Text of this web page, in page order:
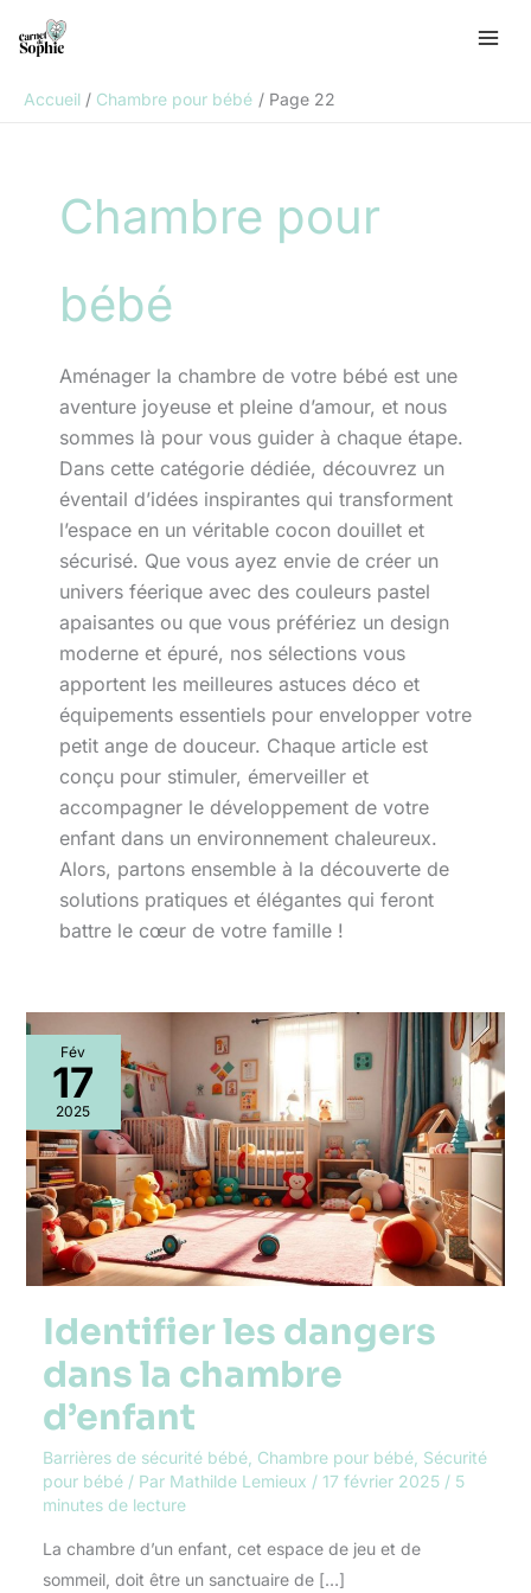
Accueil
Chambre pour bébé Page 22
Chambre pour
bébé
Aménager la chambre de votre bébé est une
aventure joyeuse et pleine d’amour, et nous
sommes là pour vous guider à chaque étape.
Dans cette catégorie dédiée, découvrez un
éventail d’idées inspirantes qui transforment
l’espace en un véritable cocon douillet et
sécurisé. Que vous ayez envie de créer un
univers féerique avec des couleurs pastel
apaisantes ou que vous préfériez un design
moderne et épuré, nos sélections vous
apportent les meilleures astuces déco et
équipements essentiels pour envelopper votre
petit ange de douceur. Chaque article est
conçu pour stimuler, émerveiller et
accompagner le développement de votre
enfant dans un environnement chaleureux.
Alors, partons ensemble à la découverte de
solutions pratiques et élégantes qui feront
battre le cœur de votre famille !
Fév
17
2025
Identifier les dangers
dans la chambre
d’enfant
Barrières de sécurité bébé, Chambre pour bébé, Sécurité
pour bébé/ Par Mathilde Lemieux / 17 février 2025 / 5
minutes de lecture
La chambre d’un enfant, cet espace de jeu et de
sommeil, doit être un sanctuaire de […]
Identifier
les
dangers
dans
la
chambre
d’enfant
e